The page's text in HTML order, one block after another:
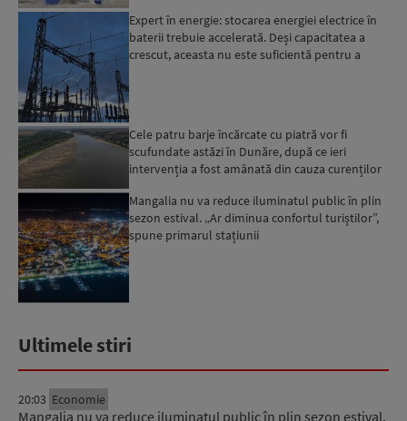
Expert în energie: stocarea energiei electrice în
baterii trebuie accelerată. Deși capacitatea a
crescut, aceasta nu este suficientă pentru a
Cele patru barje încărcate cu piatră vor fi
scufundate astăzi în Dunăre, după ce ieri
intervenția a fost amânată din cauza curenților
Mangalia nu va reduce iluminatul public în plin
sezon estival. „Ar diminua confortul turiștilor”,
spune primarul stațiunii
Ultimele stiri
20:03 Economie
Mangalia nu va reduce iluminatul public în plin sezon estival.